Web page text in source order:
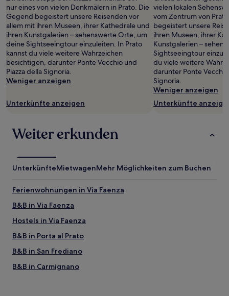
können
sich
ändern.
Es
können
zusätzliche
Bedingungen
gelten.
nur eines von vielen Denkmälern in Prato. Die
Gegend begeistert unsere Reisenden vor
allem mit ihren Museen, ihrer Kathedrale und
ihren Kunstgalerien – sehenswerte Orte, um
deine Sightseeingtour einzuleiten. In Prato
kannst du viele weitere Wahrzeichen
besichtigen, darunter Ponte Vecchio und
Piazza della Signoria.
Weniger anzeigen
Unterkünfte anzeigen
vielen lokalen
vom Zentrum von
begeistert unsere
ihren Museen, ihrer
Kunstgalerien –
Sightseeingtour
du viele weitere
darunter Ponte
Signoria.
Weniger anzeigen
Unterkünfte
Weiter erkunden
UnterkünfteMietwagenMehr Möglichkeiten zum Buchen
Ferienwohnungen in Via Faenza
B&B in Via Faenza
Hostels in Via Faenza
B&B in Porta al Prato
B&B in San Frediano
B&B in Carmignano